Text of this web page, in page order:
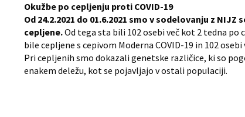
Okužbe po cepljenju proti COVID-19
Od 24.2.2021 do 01.6.2021 smo v sodelovanju z
cepljene.Od tega sta bili 102 osebi več kot 2 tedna
bile cepljene s cepivom Moderna COVID-19 in 102
Pri cepljenih smo dokazali genetske različice, ki so
enakem deležu, kot se pojavljajo v ostali populaciji.